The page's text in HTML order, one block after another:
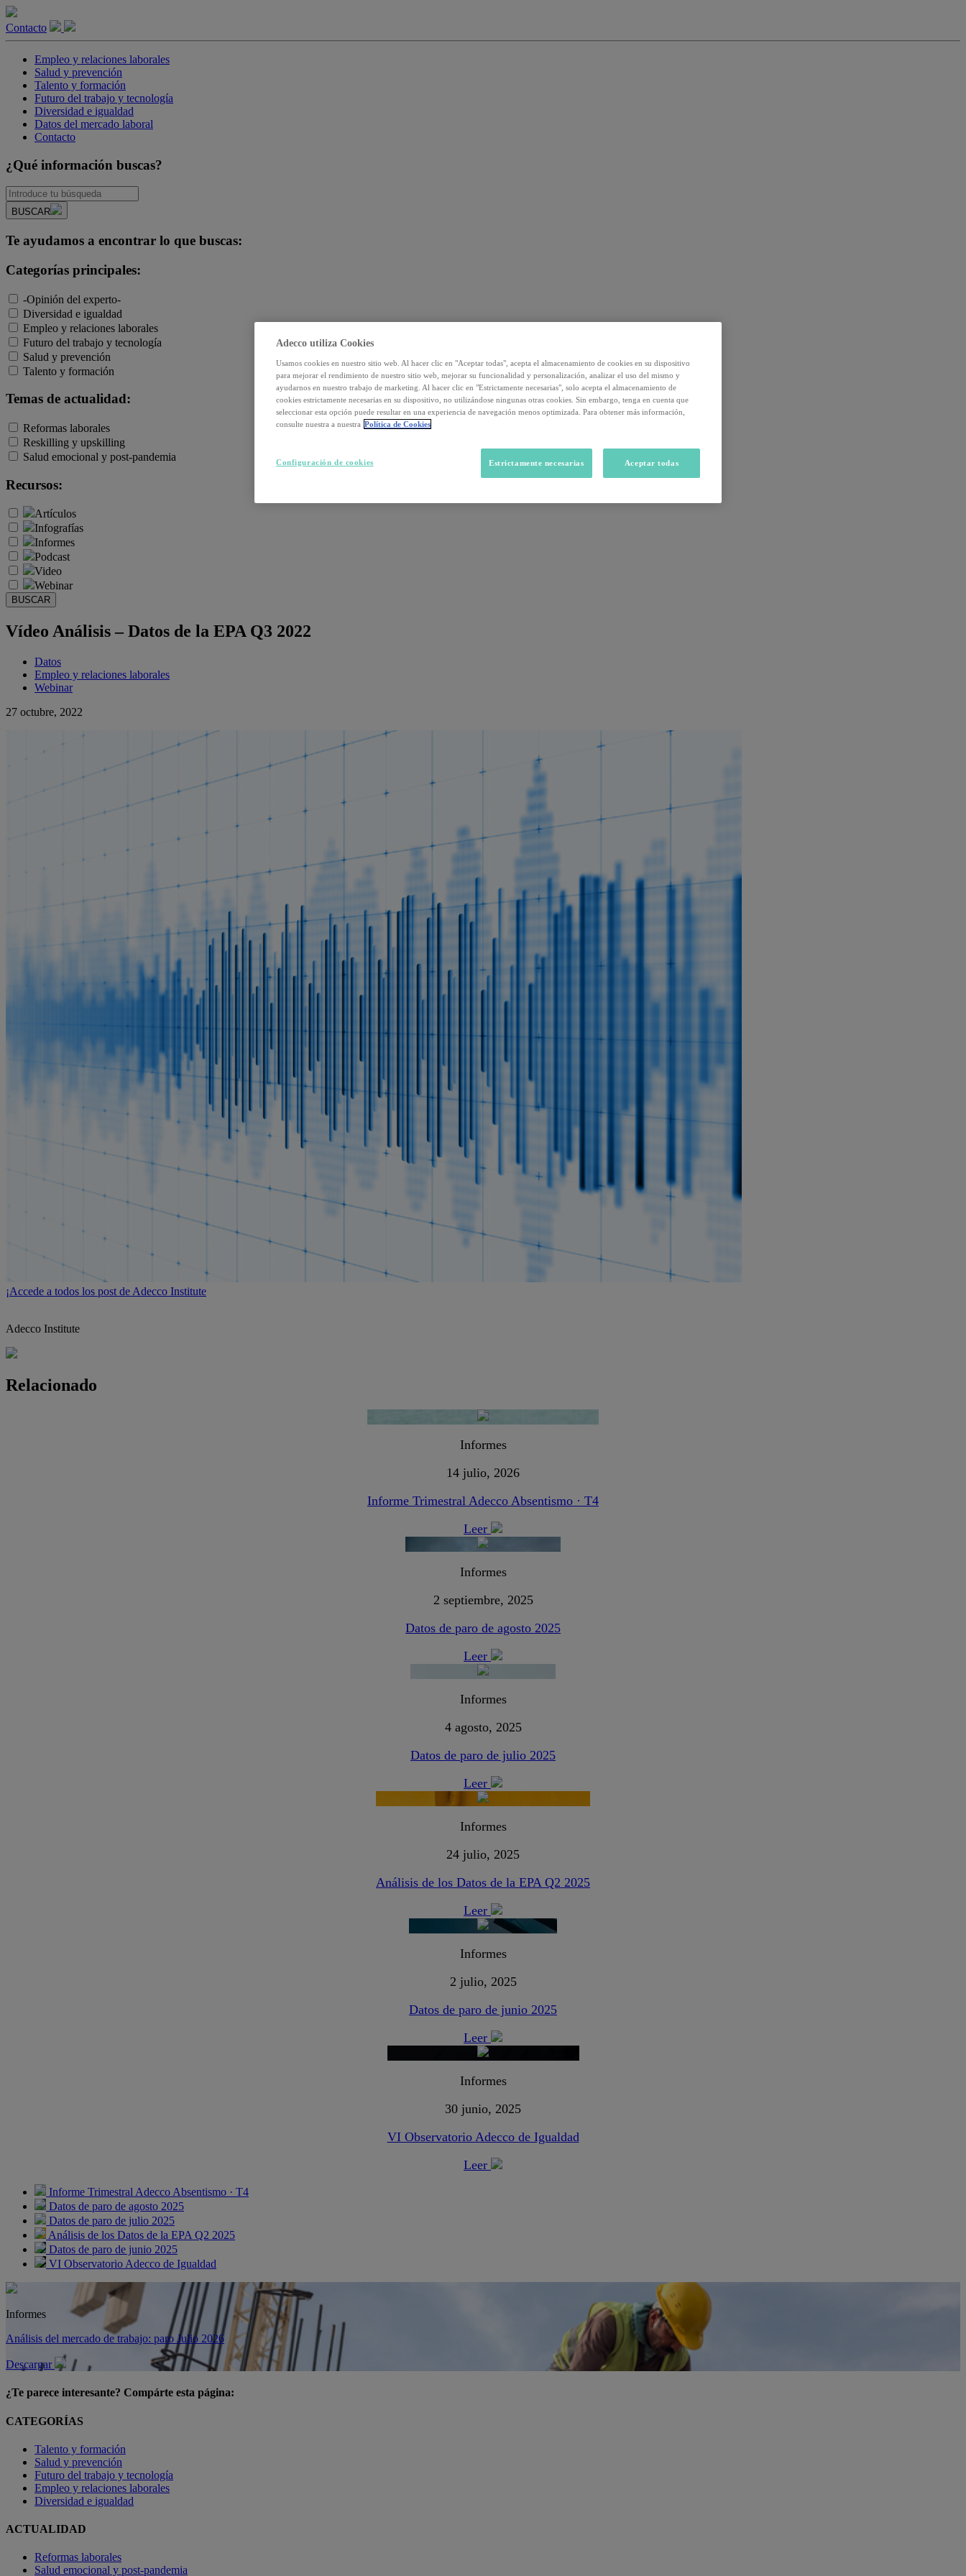
Contacto
Empleo y relaciones laborales
Salud y prevención
Talento y formación
Futuro del trabajo y tecnología
Diversidad e igualdad
Datos del mercado laboral
Contacto
¿Qué información buscas?
BUSCAR
Te ayudamos a encontrar lo que buscas:
Categorías principales:
-Opinión del experto-
Diversidad e igualdad
Empleo y relaciones laborales
Futuro del trabajo y tecnología
Salud y prevención
Talento y formación
Temas de actualidad:
Reformas laborales
Reskilling y upskilling
Salud emocional y post-pandemia
Recursos:
Artículos
Infografías
Informes
Podcast
Video
Webinar
BUSCAR
Vídeo Análisis – Datos de la EPA Q3 2022
Datos
Empleo y relaciones laborales
Webinar
27 octubre, 2022
¡Accede a todos los post de Adecco Institute
Adecco Institute
Relacionado
Informes
14 julio, 2026
Informe Trimestral Adecco Absentismo · T4
Leer
Informes
2 septiembre, 2025
Datos de paro de agosto 2025
Leer
Informes
4 agosto, 2025
Datos de paro de julio 2025
Leer
Informes
24 julio, 2025
Análisis de los Datos de la EPA Q2 2025
Leer
Informes
2 julio, 2025
Datos de paro de junio 2025
Leer
Informes
30 junio, 2025
VI Observatorio Adecco de Igualdad
Leer
Informe Trimestral Adecco Absentismo · T4
Datos de paro de agosto 2025
Datos de paro de julio 2025
Análisis de los Datos de la EPA Q2 2025
Datos de paro de junio 2025
VI Observatorio Adecco de Igualdad
Informes
Análisis del mercado de trabajo: paro Julio 2026
Descargar
¿Te parece interesante? Compárte esta página:
CATEGORÍAS
Talento y formación
Salud y prevención
Futuro del trabajo y tecnología
Empleo y relaciones laborales
Diversidad e igualdad
ACTUALIDAD
Reformas laborales
Salud emocional y post-pandemia
Adecco utiliza Cookies
Usamos cookies en nuestro sitio web. Al hacer clic en "Aceptar todas", acepta el almacenamiento de cookies en su dispositivo
para mejorar el rendimiento de nuestro sitio web, mejorar su funcionalidad y personalización, analizar el uso del mismo y
ayudarnos en nuestro trabajo de marketing. Al hacer clic en "Estrictamente necesarias", solo acepta el almacenamiento de
cookies estrictamente necesarias en su dispositivo, no utilizándose ningunas otras cookies. Sin embargo, tenga en cuenta que
seleccionar esta opción puede resultar en una experiencia de navegación menos optimizada. Para obtener más información,
consulte nuestra a nuestra Política de Cookies
Estrictamente necesarias Aceptar todas
Configuración de cookies